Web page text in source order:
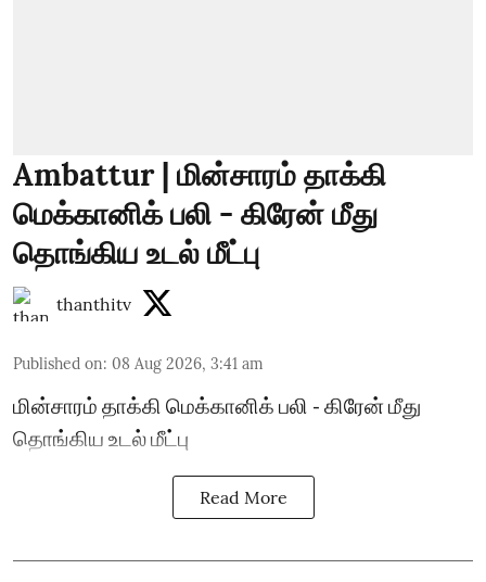
Ambattur | மின்சாரம் தாக்கி
மெக்கானிக் பலி - கிரேன் மீது
தொங்கிய உடல் மீட்பு
thanthitv
Published on: 08 Aug 2026, 3:41 am
மின்சாரம் தாக்கி மெக்கானிக் பலி - கிரேன் மீது
தொங்கிய உடல் மீட்பு
Read More